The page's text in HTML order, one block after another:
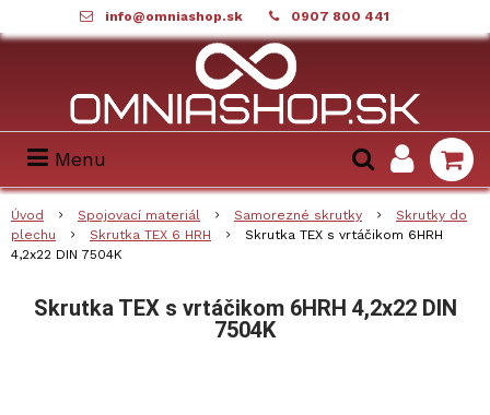
info@omniashop.sk 0907 800 441
Menu
Úvod Spojovací materiál Samorezné skrutky
Skrutky do
plechu
Skrutka TEX 6 HRH
Skrutka TEX s vrtáčikom 6HRH
4,2x22 DIN 7504K
Skrutka TEX s vrtáčikom 6HRH 4,2x22 DIN
7504K